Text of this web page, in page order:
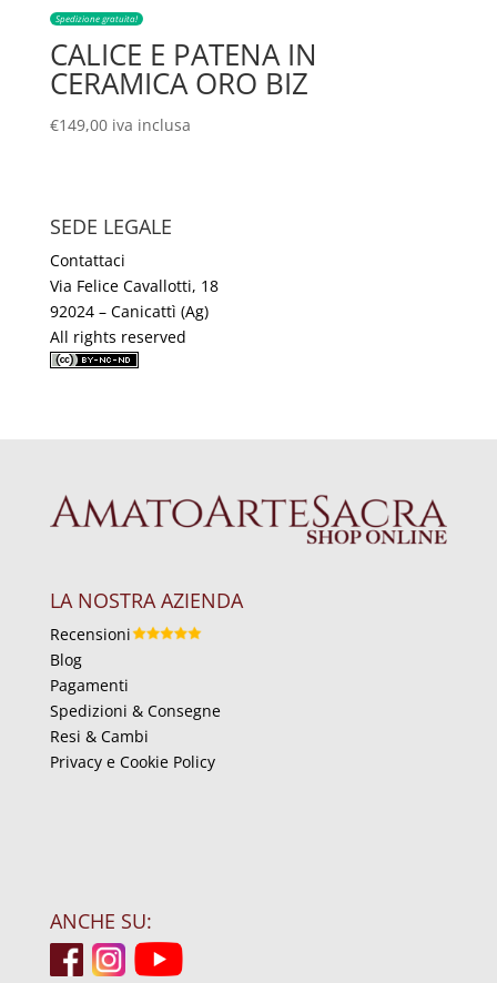
Spedizione gratuita!
CALICE E PATENA IN
CERAMICA ORO BIZ
€149,00 iva inclusa
SEDE LEGALE
Contattaci
Via Felice Cavallotti, 18
92024 – Canicattì (Ag)
All rights reserved
LA NOSTRA AZIENDA
Recensioni
Blog
Pagamenti
Spedizioni & Consegne
Resi & Cambi
Privacy e Cookie Policy
ANCHE SU: